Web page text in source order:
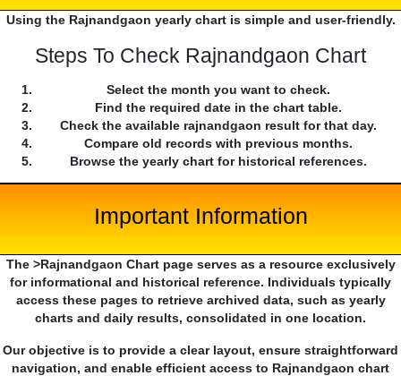
Using the Rajnandgaon yearly chart is simple and user-friendly.
Steps To Check Rajnandgaon Chart
Select the month you want to check.
Find the required date in the chart table.
Check the available rajnandgaon result for that day.
Compare old records with previous months.
Browse the yearly chart for historical references.
Important Information
The >Rajnandgaon Chart page serves as a resource exclusively
for informational and historical reference. Individuals typically
access these pages to retrieve archived data, such as yearly
charts and daily results, consolidated in one location.
Our objective is to provide a clear layout, ensure straightforward
navigation, and enable efficient access to Rajnandgaon chart